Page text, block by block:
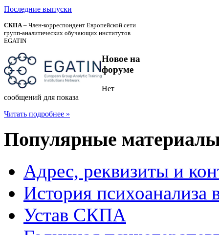
Последние выпуски
СКПА – Член-корреспондент Европейской сети
групп-аналитических обучающих институтов
EGATIN
Новое на
форуме
Нет
сообщений для показа
Читать подробнее »
Популярные
Адрес, реквизиты и
История психоанализа
Устав СКПА